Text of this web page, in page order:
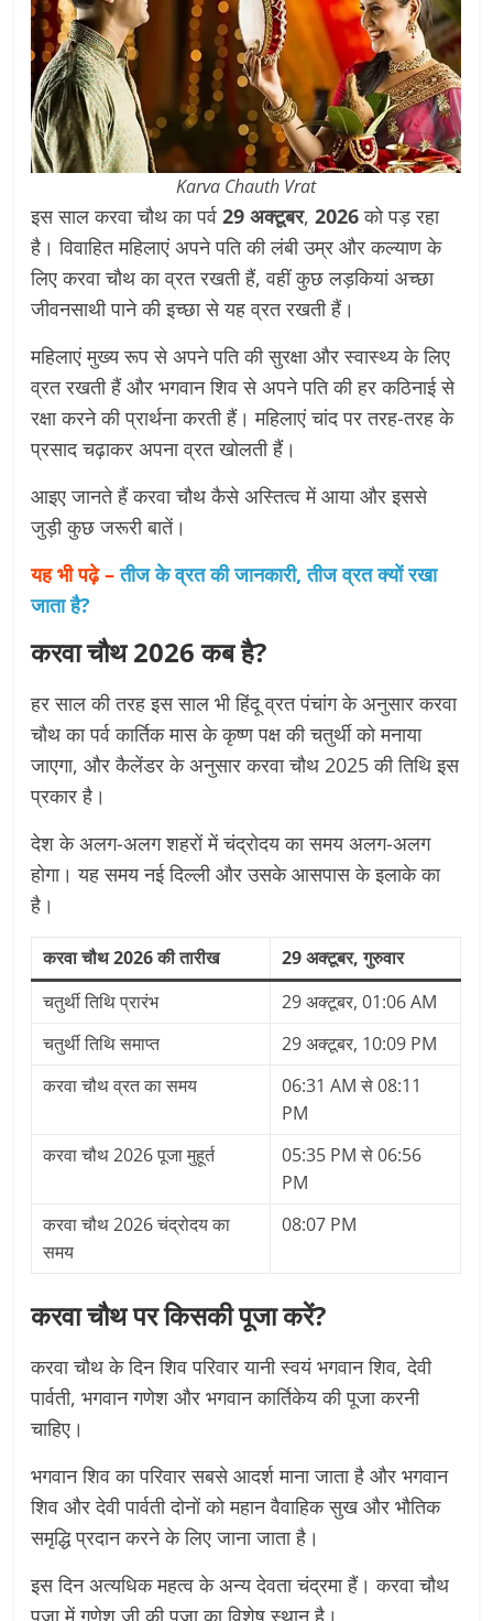
Karva Chauth Vrat
इस साल करवा चौथ का पर्व29 अक्टूबर,2026को पड़ रहा
है। विवाहित महिलाएं अपने पति की लंबी उम्र और कल्याण के
लिए करवा चौथ का व्रत रखती हैं, वहीं कुछ लड़कियां अच्छा
जीवनसाथी पाने की इच्छा से यह व्रत रखती हैं।
महिलाएं मुख्य रूप से अपने पति की सुरक्षा और स्वास्थ्य के लिए
व्रत रखती हैं और भगवान शिव से अपने पति की हर कठिनाई से
रक्षा करने की प्रार्थना करती हैं। महिलाएं चांद पर तरह-तरह के
प्रसाद चढ़ाकर अपना व्रत खोलती हैं।
आइए जानते हैं करवा चौथ कैसे अस्तित्व में आया और इससे
जुड़ी कुछ जरूरी बातें।
यह भी पढ़े – तीज के व्रत की जानकारी, तीज व्रत क्यों रखा
जाता है?
करवा चौथ 2026 कब है?
हर साल की तरह इस साल भी हिंदू व्रत पंचांग के अनुसार करवा
चौथ का पर्व कार्तिक मास के कृष्ण पक्ष की चतुर्थी को मनाया
जाएगा, और कैलेंडर के अनुसार करवा चौथ 2025 की तिथि इस
प्रकार है।
देश के अलग-अलग शहरों में चंद्रोदय का समय अलग-अलग
होगा। यह समय नई दिल्ली और उसके आसपास के इलाके का
है।
करवा चौथ 2026 की तारीख
29 अक्टूबर, गुरुवार
चतुर्थी तिथि प्रारंभ
29 अक्टूबर, 01:06 AM
चतुर्थी तिथि समाप्त
29 अक्टूबर, 10:09 PM
करवा चौथ व्रत का समय
06:31 AM से 08:11
PM
करवा चौथ 2026 पूजा मुहूर्त
05:35 PM से 06:56
PM
करवा चौथ 2026 चंद्रोदय का
समय
08:07 PM
करवा चौथ पर किसकी पूजा करें?
करवा चौथ के दिन शिव परिवार यानी स्वयं भगवान शिव, देवी
पार्वती, भगवान गणेश और भगवान कार्तिकेय की पूजा करनी
चाहिए।
भगवान शिव का परिवार सबसे आदर्श माना जाता है और भगवान
शिव और देवी पार्वती दोनों को महान वैवाहिक सुख और भौतिक
समृद्धि प्रदान करने के लिए जाना जाता है।
इस दिन अत्यधिक महत्व के अन्य देवता चंद्रमा हैं। करवा चौथ
पूजा में गणेश जी की पूजा का विशेष स्थान है।